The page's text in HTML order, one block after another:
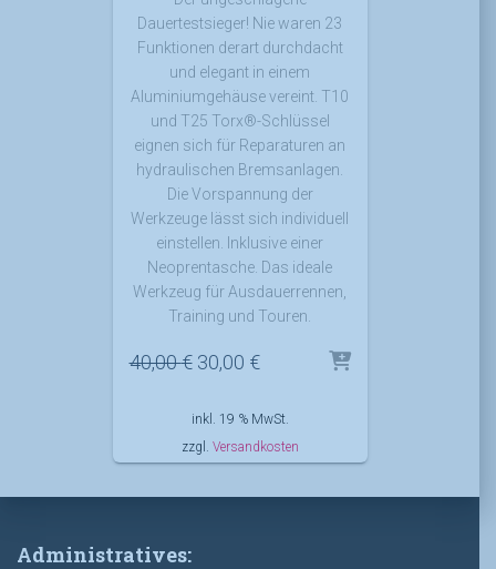
Dauertestsieger! Nie waren 23
Funktionen derart durchdacht
und elegant in einem
Aluminiumgehäuse vereint. T10
und T25 Torx®-Schlüssel
eignen sich für Reparaturen an
hydraulischen Bremsanlagen.
Die Vorspannung der
Werkzeuge lässt sich individuell
einstellen. Inklusive einer
Neoprentasche. Das ideale
Werkzeug für Ausdauerrennen,
Training und Touren.
40,00€ Ursprünglicher
war:
40,00 €
30,00 €Aktueller
30,00 €.
inkl. 19 % MwSt.
zzgl. Versandkosten
Administratives: